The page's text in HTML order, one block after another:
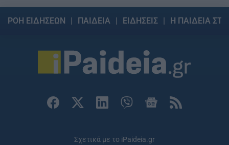
ΡΟΗ ΕΙΔΗΣΕΩΝ ΠΑΙΔΕΙΑ ΕΙΔΗΣΕΙΣ Η ΠΑΙΔΕΙΑ
Σχετικά με το iPaideia.gr